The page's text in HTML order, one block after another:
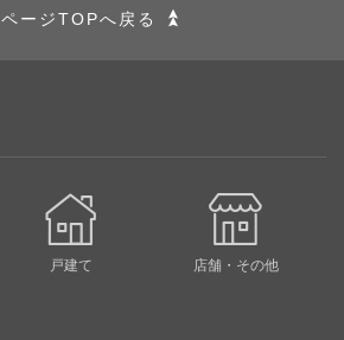
ページTOPへ戻る
戸建て 店舗・その他